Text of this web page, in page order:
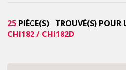
25 PIÈCE(S) TROUVÉ(S) POUR
CHI182 / CHI182D